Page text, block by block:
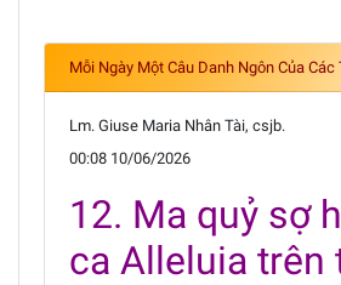
Mỗi Ngày Một Câu Danh Ngôn Của Các
Lm. Giuse Maria Nhân Tài, csjb.
00:08 10/06/2026
12. Ma quỷ sợ
ca Alleluia trên